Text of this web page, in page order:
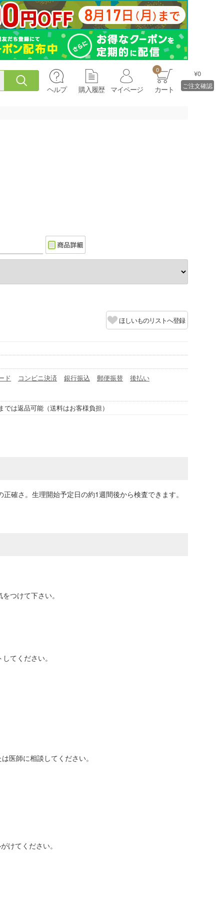
ヘルプ 購入履歴 マイページ
0
カート
¥0
ご注文確認
ほしいものリストへ登録
ド コンビニ決済 銀行振込 郵便振替 後払い
では返品可能（送料はお客様負担）
確さ。生理開始予定日の約1週間後から検査できます。
つけて下さい。
てください。
医師に相談してください。
けてください。